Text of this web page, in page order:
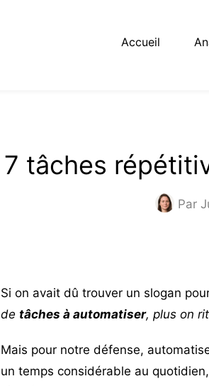
Accueil
7 tâches
Par
Si on avait dû trouver un slogan
de tâches à automatiser, plus on rit
Mais pour notre défense,
un temps considérable au